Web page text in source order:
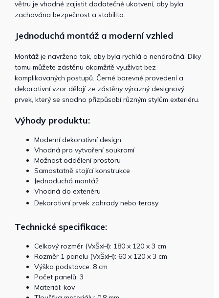
větru je vhodné zajistit dodatečné ukotvení, aby byla
zachována bezpečnost a stabilita.
Jednoduchá montáž a moderní vzhled
Montáž je navržena tak, aby byla rychlá a nenáročná. Díky
tomu můžete zástěnu okamžitě využívat bez
komplikovaných postupů. Černé barevné provedení a
dekorativní vzor dělají ze zástěny výrazný designový
prvek, který se snadno přizpůsobí různým stylům exteriéru.
Výhody produktu:
Moderní dekorativní design
Vhodná pro vytvoření soukromí
Možnost oddělení prostoru
Samostatně stojící konstrukce
Jednoduchá montáž
Vhodná do exteriéru
Dekorativní prvek zahrady nebo terasy
Technické specifikace:
Celkový rozměr (VxŠxH): 180 x 120 x 3 cm
Rozměr 1 panelu (VxŠxH): 60 x 120 x 3 cm
Výška podstavce: 8 cm
Počet panelů: 3
Materiál: kov